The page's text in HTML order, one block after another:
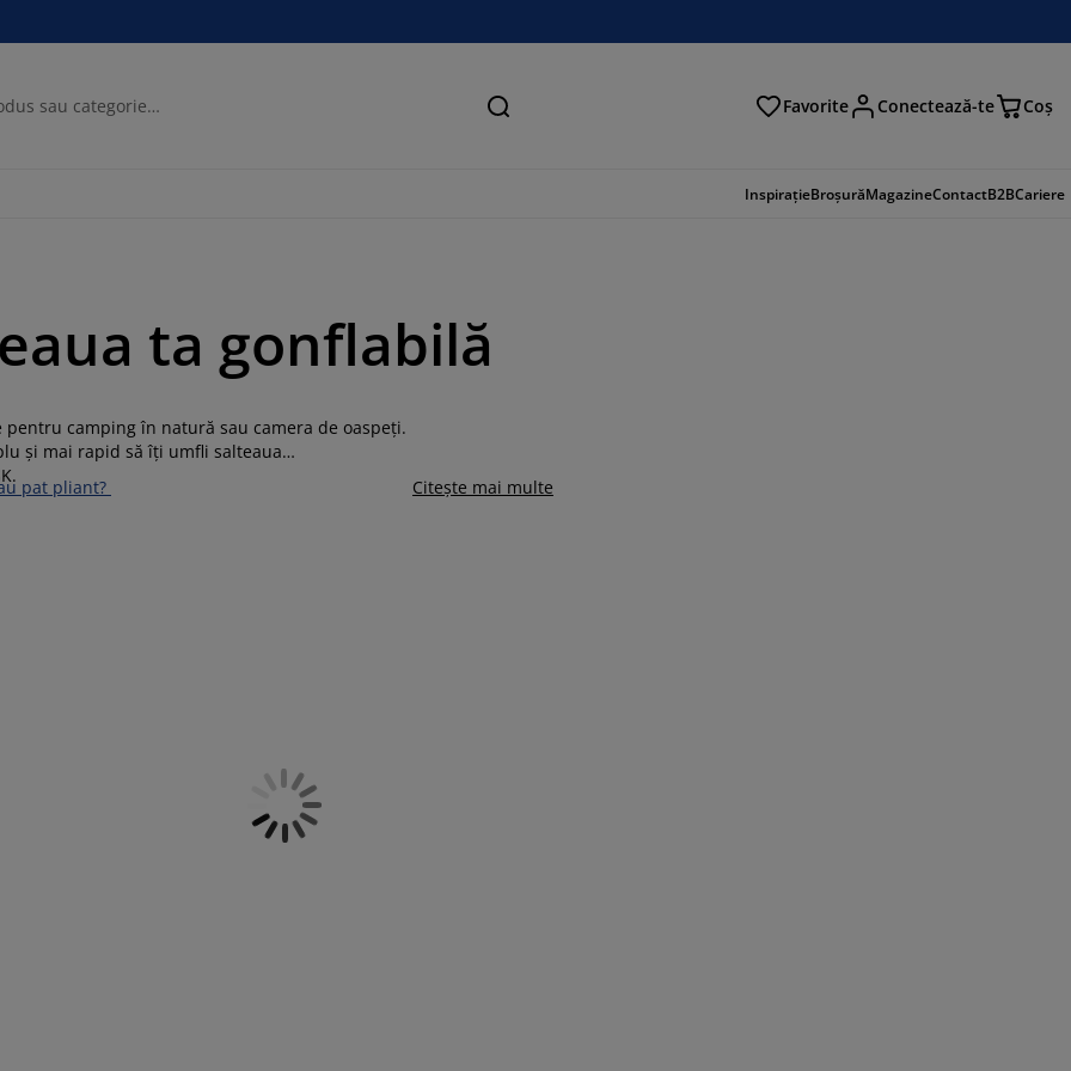
Căutare Favorite Conectează-te Coş
InspirațieBroșurăMagazineContactB2BCariere
ta gonflabilă
camping în natură sau camera de oaspeți.
și mai rapid să îți umfli salteaua
pat pliant? Citește mai multe